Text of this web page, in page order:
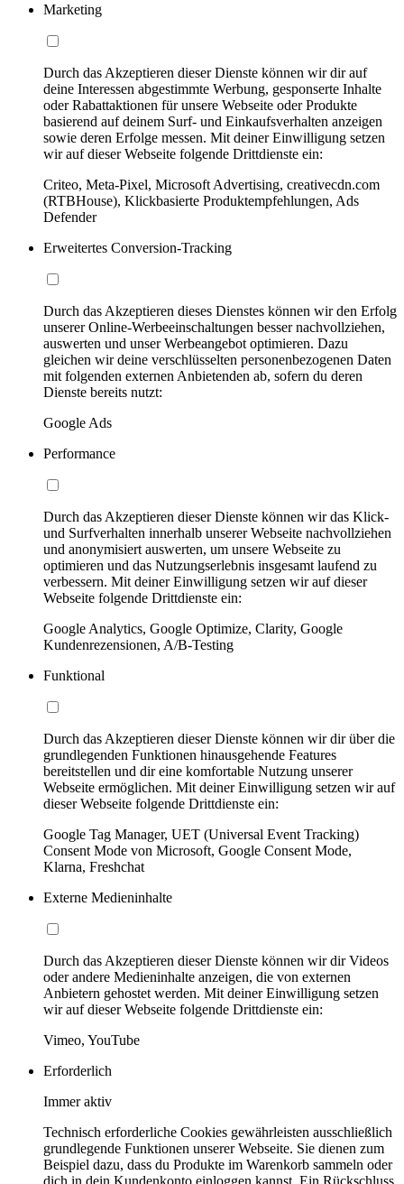
Marketing
Durch das Akzeptieren dieser Dienste können wir dir auf
deine Interessen abgestimmte Werbung, gesponserte Inhalte
oder Rabattaktionen für unsere Webseite oder Produkte
basierend auf deinem Surf- und Einkaufsverhalten anzeigen
sowie deren Erfolge messen. Mit deiner Einwilligung setzen
wir auf dieser Webseite folgende Drittdienste ein:
Criteo, Meta-Pixel, Microsoft Advertising, creativecdn.com
(RTBHouse), Klickbasierte Produktempfehlungen, Ads
Defender
Erweitertes Conversion-Tracking
Durch das Akzeptieren dieses Dienstes können wir den Erfolg
unserer Online-Werbeeinschaltungen besser nachvollziehen,
auswerten und unser Werbeangebot optimieren. Dazu
gleichen wir deine verschlüsselten personenbezogenen Daten
mit folgenden externen Anbietenden ab, sofern du deren
Dienste bereits nutzt:
Google Ads
Performance
Durch das Akzeptieren dieser Dienste können wir das Klick-
und Surfverhalten innerhalb unserer Webseite nachvollziehen
und anonymisiert auswerten, um unsere Webseite zu
optimieren und das Nutzungserlebnis insgesamt laufend zu
verbessern. Mit deiner Einwilligung setzen wir auf dieser
Webseite folgende Drittdienste ein:
Google Analytics, Google Optimize, Clarity, Google
Kundenrezensionen, A/B-Testing
Funktional
Durch das Akzeptieren dieser Dienste können wir dir über die
grundlegenden Funktionen hinausgehende Features
bereitstellen und dir eine komfortable Nutzung unserer
Webseite ermöglichen. Mit deiner Einwilligung setzen wir auf
dieser Webseite folgende Drittdienste ein:
Google Tag Manager, UET (Universal Event Tracking)
Consent Mode von Microsoft, Google Consent Mode,
Klarna, Freshchat
Externe Medieninhalte
Durch das Akzeptieren dieser Dienste können wir dir Videos
oder andere Medieninhalte anzeigen, die von externen
Anbietern gehostet werden. Mit deiner Einwilligung setzen
wir auf dieser Webseite folgende Drittdienste ein:
Vimeo, YouTube
Erforderlich
Immer aktiv
Technisch erforderliche Cookies gewährleisten ausschließlich
grundlegende Funktionen unserer Webseite. Sie dienen zum
Beispiel dazu, dass du Produkte im Warenkorb sammeln oder
dich in dein Kundenkonto einloggen kannst. Ein Rückschluss